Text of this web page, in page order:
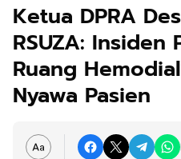
Ketua DPRA
RSUZA: Insiden
Ruang
Nyawa Pasien